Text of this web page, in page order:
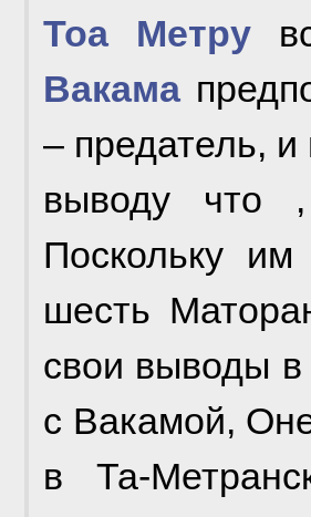
Тоа Метру
Вакама
– предатель,
выводу что
Поскольку
шесть
свои выводы в
с Вакамой,
в Та-